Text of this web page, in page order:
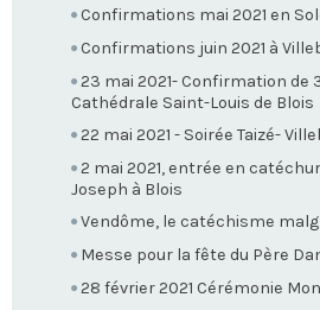
Confirmations mai 2021 en
Confirmations juin 2021 à
23 mai 2021- Confirmation de
Cathédrale Saint-Louis de Blois
22 mai 2021 - Soirée Taizé-
2 mai 2021, entrée en
Joseph à Blois
Vendôme, le catéchisme
Messe pour la fête du Père
28 février 2021 Cérémonie